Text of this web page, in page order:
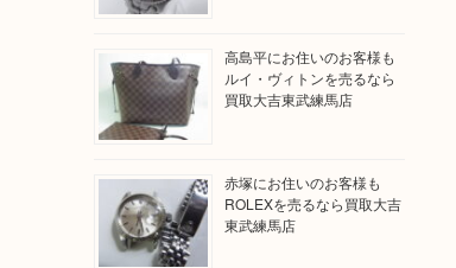
高島平にお住いのお客様も
ルイ・ヴィトンを売るなら
買取大吉東武練馬店
赤塚にお住いのお客様も
ROLEXを売るなら買取大吉
東武練馬店